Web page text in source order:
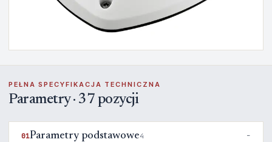
PEŁNA SPECYFIKACJA TECHNICZNA
Parametry · 37 pozycji
01Parametry podstawowe4